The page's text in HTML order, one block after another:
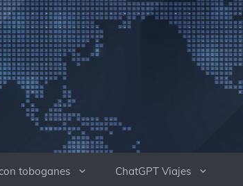
toboganes ChatGPT Viajes